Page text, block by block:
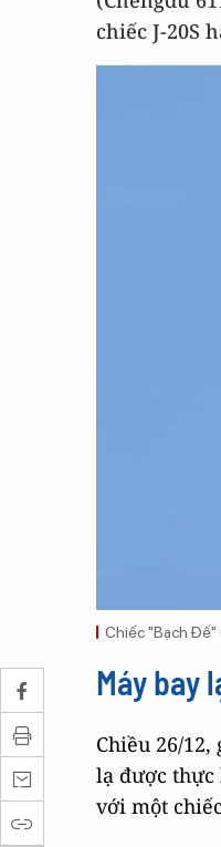
chiếc J-20S
Chiếc "Bạch Đế"
Máy bay
Chiều 26/
lạ được thực
với một